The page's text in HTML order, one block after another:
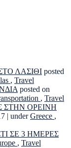
ΛΑΣΙΘΙ posted
, Travel
posted on
, Travel
ΣΤΗΝ ΟΡΕΙΝΗ
| underGreece ,
ΣΕ 3 ΗΜΕΡΕΣ
, Travel